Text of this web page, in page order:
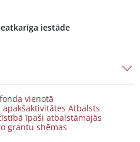
iestāde
vienotā
Atbalsts
īpaši atbalstāmajās
grantu shēmas